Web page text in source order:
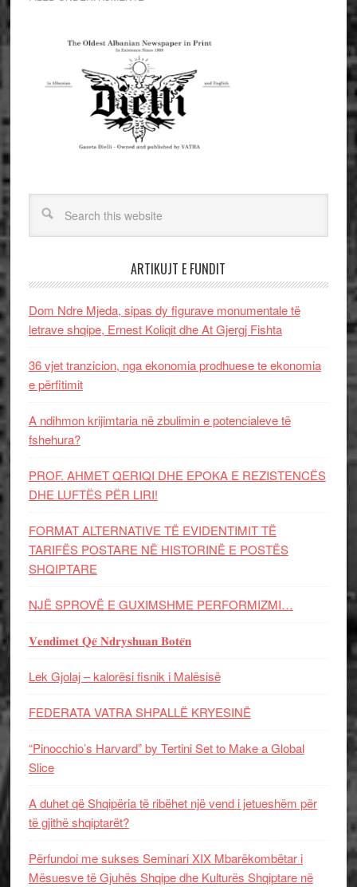
ARTIKUJT E FUNDIT
Dom Ndre Mjeda, sipas dy figurave monumentale të
letrave shqipe, Ernest Koliqit dhe At Gjergj Fishta
36 vjet tranzicion, nga ekonomia prodhuese te ekonomia
e përfitimit
A ndihmon krijimtaria në zbulimin e potencialeve të
fshehura?
PROF. AHMET QERIQI DHE EPOKA E REZISTENCЁS
DHE LUFTЁS PЁR LIRI!
FORMAT ALTERNATIVE TË EVIDENTIMIT TË
TARIFËS POSTARE NË HISTORINË E POSTËS
SHQIPTARE
NJË SPROVË E GUXIMSHME PERFORMIZMI…
𝐕𝐞𝐧𝐝𝐢𝐦𝐞𝐭 𝐐𝐞̈ 𝐍𝐝𝐫𝐲𝐬𝐡𝐮𝐚𝐧 𝐁𝐨𝐭𝐞̈𝐧
Lek Gjolaj – kalorësi fisnik i Malësisë
FEDERATA VATRA SHPALLË KRYESINË
“Pinocchio’s Harvard” by Tertini Set to Make a Global
Slice
A duhet që Shqipëria të ribëhet një vend i jetueshëm për
të gjithë shqiptarët?
Përfundoi me sukses Seminari XIX Mbarëkombëtar i
Mësuesve të Gjuhës Shqipe dhe Kulturës Shqiptare në